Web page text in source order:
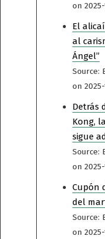
on
El
al
Ángel”
Source:
on
Detrás
Kong,
sigue
Source:
on
Cupón
del
Source:
on